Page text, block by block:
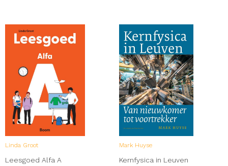
Linda Groot
Leesgoed Alfa A
Mark Huyse
Kernfysica in Leuven